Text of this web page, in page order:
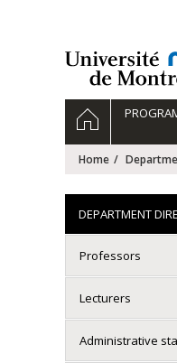
Navigation
principale
HOME
Home
DEPARTMENT
Professors
Lecturers
Administrative